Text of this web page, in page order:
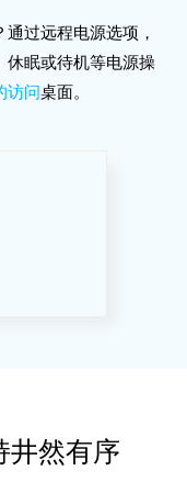
过远程电源选项，
休眠或待机等电源操
访问桌面。
井然有序